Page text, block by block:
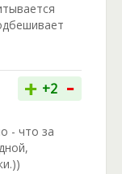
+ +2 -
- что за